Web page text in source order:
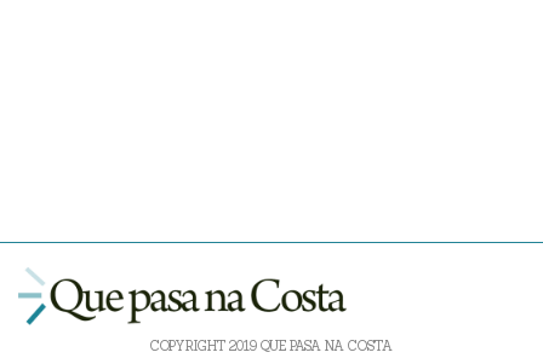
COPYRIGHT 2019 QUE PASA NA COSTA